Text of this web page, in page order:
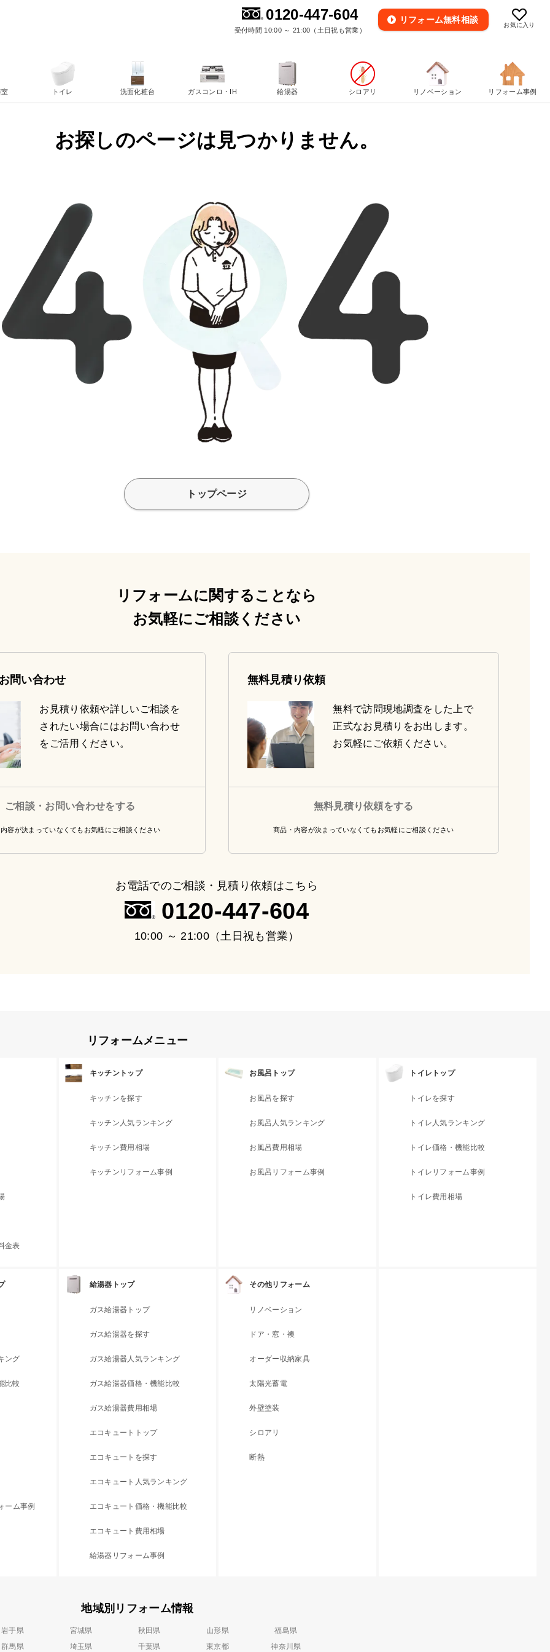
お気に入り
0120-447-604
受付時間 10:00 ～ 21:00（土日祝も営業）
リフォーム無料相談
お探しのページは見つかりません。
トップページ
リフォームに関することなら
お気軽にご相談ください
問い合わせ
お見積り依頼や詳しいご相談を
されたい場合にはお問い合わせ
をご活用ください。
ご相談・お問い合わせをする
容が決まっていなくてもお気軽にご相談ください
無料見積り依頼
無料で訪問現地調査をした上で
正式なお見積りをお出します。
お気軽にご依頼ください。
無料見積り依頼をする
商品・内容が決まっていなくてもお気軽にご相談ください
お電話でのご相談・見積り依頼はこちら
0120-447-604
10:00 ～ 21:00（土日祝も営業）
室 トイレ 洗面化粧台 ガスコンロ・IH 給湯器 シロアリ リノベーション リフォーム事例
リフォームメニュー
金表
キッチントップ
キッチンを探す
キッチン人気ランキング
キッチン費用相場
キッチンリフォーム事例
お風呂トップ
お風呂を探す
お風呂人気ランキング
お風呂費用相場
お風呂リフォーム事例
トイレトップ
トイレを探す
トイレ人気ランキング
トイレ価格・機能比較
トイレリフォーム事例
トイレ費用相場
ング
比較
ーム事例
給湯器トップ
ガス給湯器トップ
ガス給湯器を探す
ガス給湯器人気ランキング
ガス給湯器価格・機能比較
ガス給湯器費用相場
エコキュートトップ
エコキュートを探す
エコキュート人気ランキング
エコキュート価格・機能比較
エコキュート費用相場
給湯器リフォーム事例
その他リフォーム
リノベーション
ドア・窓・襖
オーダー収納家具
太陽光蓄電
外壁塗装
シロアリ
断熱
地域別リフォーム情報
岩手県 宮城県 秋田県 山形県
福島県
群馬県
埼玉県 千葉県 東京都 神奈川県